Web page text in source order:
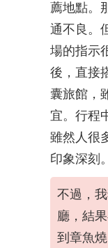
薦地點。
通不良。
場的指示
後，直接
囊旅館，
宜。行程
雖然人很
印象深刻。
不過，
廳，結
到章魚